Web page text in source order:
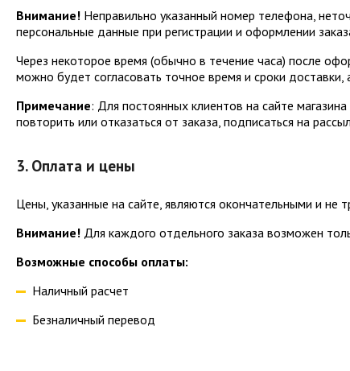
Внимание! Неправильно указанный номер телефона,
персональные данные при регистрации и оформлении
Через некоторое время (обычно в течение часа) после
можно будет согласовать точное время и сроки доставки,
Примечание: Для постоянных клиентов на сайте магазина
повторить или отказаться от заказа, подписаться на
3. Оплата и цены
Цены, указанные на сайте, являются окончательными и не
Внимание! Для каждого отдельного заказа возможен
Возможные способы оплаты:
Наличный расчет
Безналичный перевод